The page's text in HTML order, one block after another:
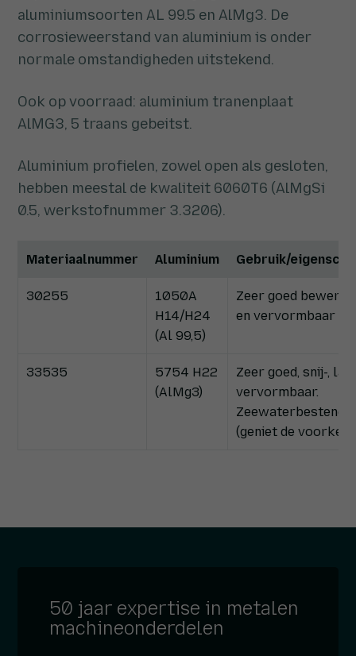
aluminiumsoorten AL 99.5 en AlMg3. De
corrosieweerstand van aluminium is onder
normale omstandigheden uitstekend.
Ook op voorraad: aluminium tranenplaat
AlMG3, 5 traans gebeitst.
Aluminium profielen, zowel open als gesloten,
hebben meestal de kwaliteit 6060T6 (AlMgSi
0.5, werkstofnummer 3.3206).
Materiaalnummer Aluminium Gebruik/
30255
1050A
H14/H24
(Al 99,5)
Zeer goed bewerk-
en vervormbaar
33535
5754 H22
(AlMg3)
Zeer goed, snij-,
vervormbaar.
Zeewaterbestendig
(geniet de
50 jaar expertise in metalen
machineonderdelen